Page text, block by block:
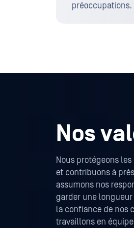
préoccupations.
Nos
Nous protégeons
et contribuons à
assumons nos
garder une
la confiance de nos
travaillons en